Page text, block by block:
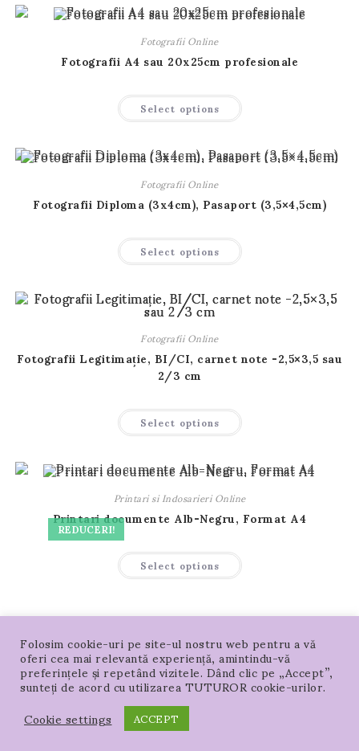
variații.
Opțiunile
alese
în
Fotografii Online
Fotografii A4 sau 20x25cm profesionale
Select options Acest
produs
are
multe
variații.
Opțiunile
alese
înpagina
Fotografii Online
Fotografii Diploma (3x4cm), Pasaport (3,5×4,5cm)
Select options Acest
produs
are
multe
variații.
Opțiunile
în
pagina
Fotografii Online
Fotografii Legitimație, BI/CI, carnet note -2,5×3,5 sau
2/3 cm
Select options Acest
produs
are
multe
variații.
Opțiunile
pot
fialese
în
REDUCERI!
Printari si Indosarieri Online
Printari documente Alb-Negru, Format A4
Select options Acest
produs
are
variații.
Opțiunile
pot
fi
alese
în
pagina
produsului.
Acasa – PRODUSE Locație magazin
Harta Locatiei in Google si Waze
Folosim cookie-uri pe site-ul nostru web pentru a vă
oferi cea mai relevantă experiență, amintindu-vă
preferințele și repetând vizitele. Dând clic pe „Accept”,
sunteți de acord cu utilizarea TUTUROR cookie-urilor.
Cookie settings
ACCEPT